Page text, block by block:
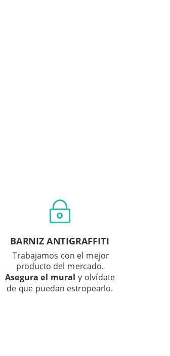
~
BARNIZ ANTIGRAFFITI
Trabajamos con el mejor
producto del mercado.
Asegura el mural y olvídate
de que puedan estropearlo.